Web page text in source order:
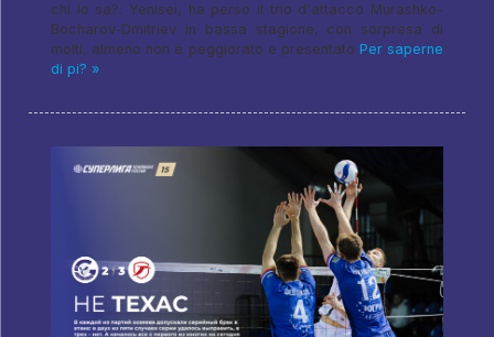
chi lo sa?. Yenisei, ha perso il trio d'attacco Murashko-
Bocharov-Dmitriev in bassa stagione, con sorpresa di
molti, almeno non è peggiorato e presentato Per saperne
di pi? »